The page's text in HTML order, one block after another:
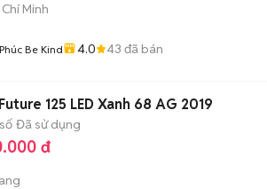
Minh
Be Kind 4.0 43 đã bán
125 LED Xanh 68 AG 2019
Đã sử dụng
đ